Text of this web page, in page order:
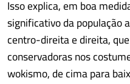
Isso explica, em boa
significativo da população
centro-direita e direita,
conservadoras nos
wokismo, de cima para